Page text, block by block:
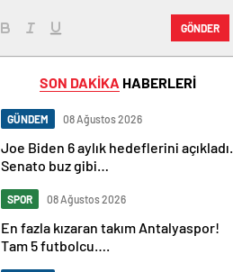
GÖNDER
SON DAKİKA HABERLERİ
GÜNDEM 08 Ağustos 2026
Joe Biden 6 aylık hedeflerini açıkladı.
Senato buz gibi…
SPOR 08 Ağustos 2026
En fazla kızaran takım Antalyaspor!
Tam 5 futbolcu….